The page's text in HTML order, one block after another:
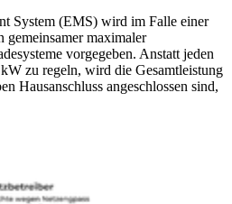
System (EMS) wird im Falle einer
gemeinsamer maximaler
vorgegeben. Anstatt jeden
zu regeln, wird die Gesamtleistung
Hausanschluss angeschlossen sind,